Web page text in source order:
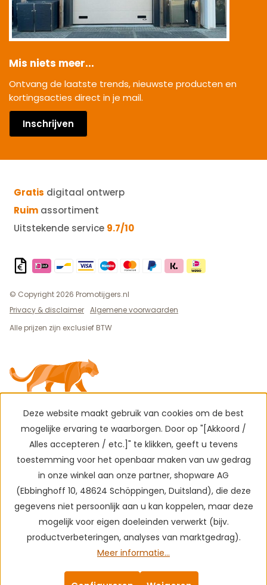
Mis niets meer...
Ontvang de laatste trends, nieuwste producten en
kortingsacties direct in je mail.
Inschrijven
Gratis digitaal ontwerp
Ruim assortiment
Uitstekende service 9.7/10
© Copyright 2026 Promotijgers.nl
Privacy & disclaimer Algemene voorwaarden
Alle prijzen zijn exclusief BTW
Deze website maakt gebruik van cookies om de best
mogelijke ervaring te waarborgen. Door op "[Akkoord /
Alles accepteren / etc.]" te klikken, geeft u tevens
toestemming voor het openbaar maken van uw gedrag
in onze winkel aan onze partner, shopware AG
(Ebbinghoff 10, 48624 Schöppingen, Duitsland), die deze
gegevens niet persoonlijk aan u kan koppelen, maar deze
mogelijk voor eigen doeleinden verwerkt (bijv.
productverbeteringen, analyses van marktgedrag).
Meer informatie...